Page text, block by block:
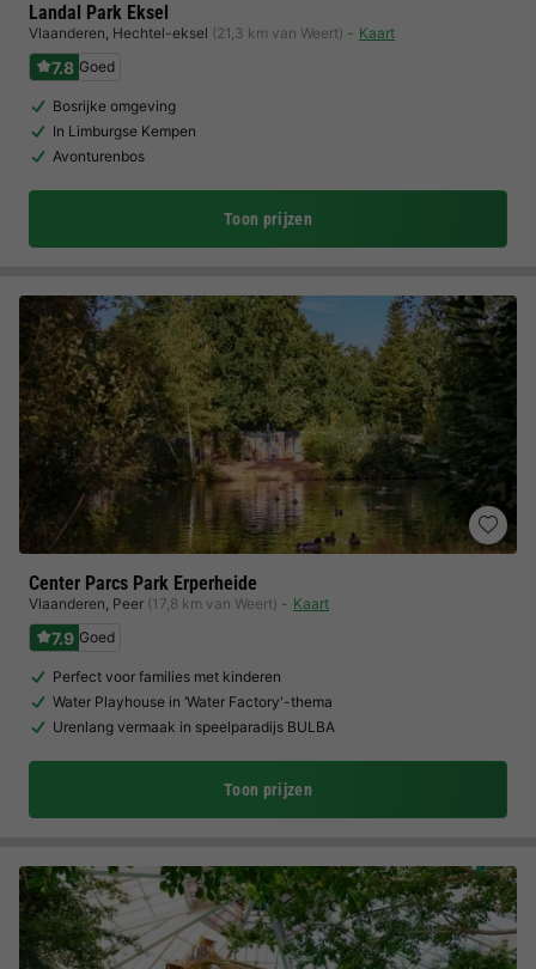
Landal Park Eksel
Vlaanderen, Hechtel-eksel (21,3 km van Weert) Kaart
7.8 Goed
Bosrijke omgeving
In Limburgse Kempen
Avonturenbos
Toon prijzen
Center Parcs Park Erperheide
Vlaanderen, Peer (17,8 km van Weert) Kaart
7.9 Goed
Perfect voor families met kinderen
Water Playhouse in ‘Water Factory'-thema
Urenlang vermaak in speelparadijs BULBA
Toon prijzen